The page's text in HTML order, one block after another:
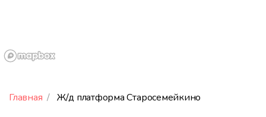
Главная Ж/д платформа Старосемейкино